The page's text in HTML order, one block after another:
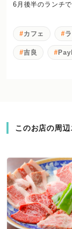
6月後半のランチで
カフェ
吉良
このお店の周